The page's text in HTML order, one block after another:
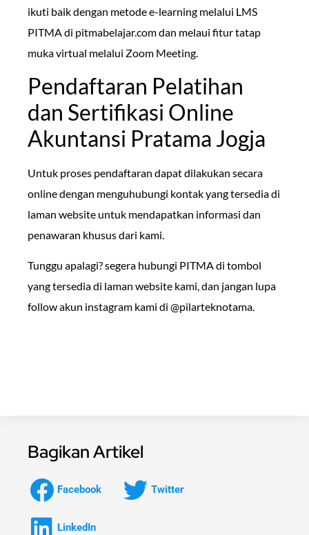
ikuti baik dengan metode e-learning melalui LMS
PITMA di pitmabelajar.com dan melaui fitur tatap
muka virtual melalui Zoom Meeting.
Pendaftaran Pelatihan
dan Sertifikasi Online
Akuntansi Pratama Jogja
Untuk proses pendaftaran dapat dilakukan secara
online dengan menguhubungi kontak yang tersedia di
laman website untuk mendapatkan informasi dan
penawaran khusus dari kami.
Tunggu apalagi? segera hubungi PITMA di tombol
yang tersedia di laman website kami, dan jangan lupa
follow akun instagram kami di @pilarteknotama.
Bagikan Artikel
Facebook Twitter
LinkedIn